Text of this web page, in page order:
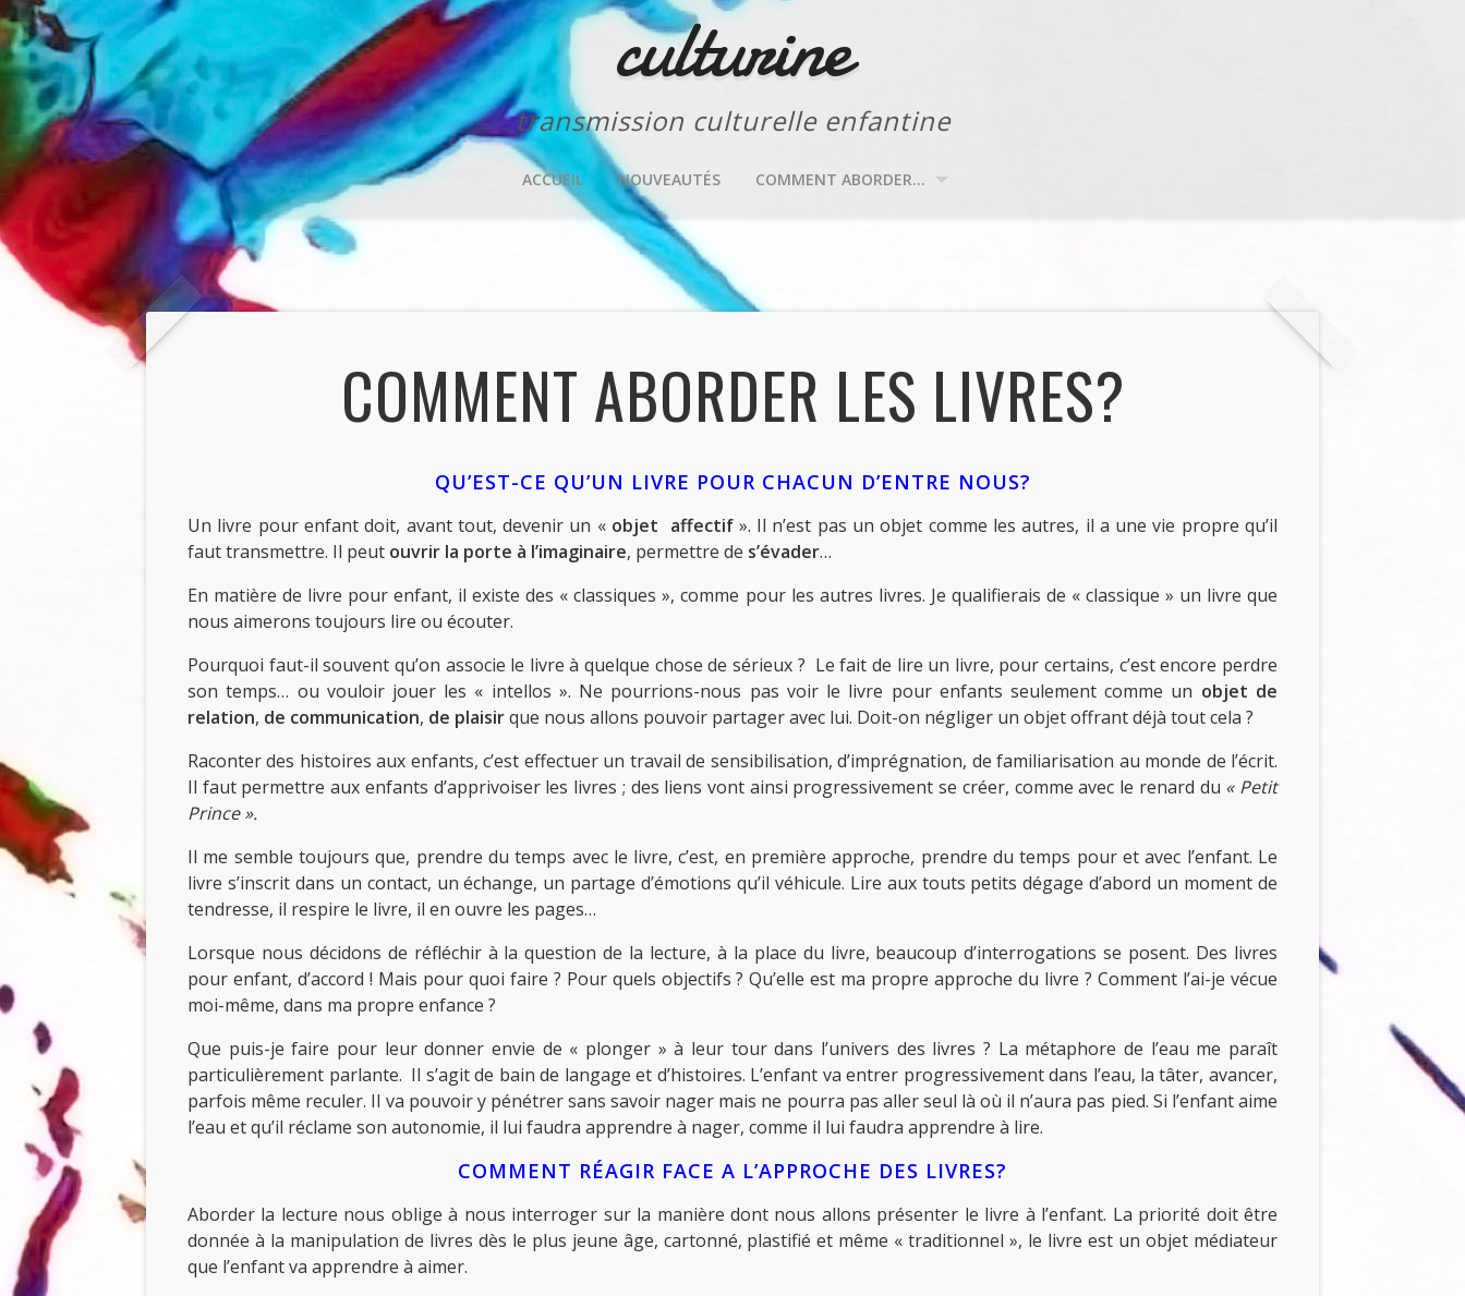
culturine
transmission culturelle enfantine
ACCUEIL NOUVEAUTÉS COMMENT ABORDER…
COMMENT ABORDER LES LIVRES?
QU’EST-CE QU’UN LIVRE POUR CHACUN D’ENTRE NOUS?
Un livre pour enfant doit, avant tout, devenir un «objet affectif». Il n’est pas un objet comme les autres, il a une vie propre qu’il
faut transmettre. Il peut ouvrir la porte à l’imaginaire, permettre de s’évader…
En matière de livre pour enfant, il existe des « classiques », comme pour les autres livres. Je qualifierais de « classique » un livre que
nous aimerons toujours lire ou écouter.
Pourquoi faut-il souvent qu’on associe le livre à quelque chose de sérieux ? Le fait de lire un livre, pour certains, c’est encore perdre
son temps… ou vouloir jouer les « intellos ». Ne pourrions-nous pas voir le livre pour enfants seulement comme un objet de
relation, de communication, de plaisirque nous allons pouvoir partager avec lui. Doit-on négliger un objet offrant déjà tout cela ?
Raconter des histoires aux enfants, c’est effectuer un travail de sensibilisation, d’imprégnation, de familiarisation au monde de l’écrit.
Il faut permettre aux enfants d’apprivoiser les livres ; des liens vont ainsi progressivement se créer, comme avec le renard du « Petit
Prince ».
Il me semble toujours que, prendre du temps avec le livre, c’est, en première approche, prendre du temps pour et avec l’enfant. Le
livre s’inscrit dans un contact, un échange, un partage d’émotions qu’il véhicule. Lire aux touts petits dégage d’abord un moment de
tendresse, il respire le livre, il en ouvre les pages…
Lorsque nous décidons de réfléchir à la question de la lecture, à la place du livre, beaucoup d’interrogations se posent. Des livres
pour enfant, d’accord ! Mais pour quoi faire ? Pour quels objectifs ? Qu’elle est ma propre approche du livre ? Comment l’ai-je vécue
moi-même, dans ma propre enfance ?
Que puis-je faire pour leur donner envie de « plonger » à leur tour dans l’univers des livres ? La métaphore de l’eau me paraît
particulièrement parlante. Il s’agit de bain de langage et d’histoires. L’enfant va entrer progressivement dans l’eau, la tâter, avancer,
parfois même reculer. Il va pouvoir y pénétrer sans savoir nager mais ne pourra pas aller seul là où il n’aura pas pied. Si l’enfant aime
l’eau et qu’il réclame son autonomie, il lui faudra apprendre à nager, comme il lui faudra apprendre à lire.
COMMENT RÉAGIR FACE A L’APPROCHE DES LIVRES?
Aborder la lecture nous oblige à nous interroger sur la manière dont nous allons présenter le livre à l’enfant. La priorité doit être
donnée à la manipulation de livres dès le plus jeune âge, cartonné, plastifié et même « traditionnel », le livre est un objet médiateur
que l’enfant va apprendre à aimer.